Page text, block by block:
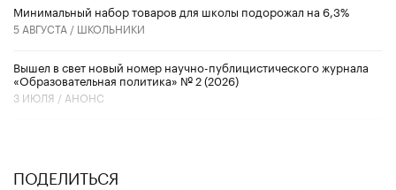
Минимальный набор товаров для школы подорожал на 6,3%
5 АВГУСТА / ШКОЛЬНИКИ
Вышел в свет новый номер научно-публицистического журнала
«Образовательная политика» № 2 (2026)
3 ИЮЛЯ / АНОНС
ПОДЕЛИТЬСЯ